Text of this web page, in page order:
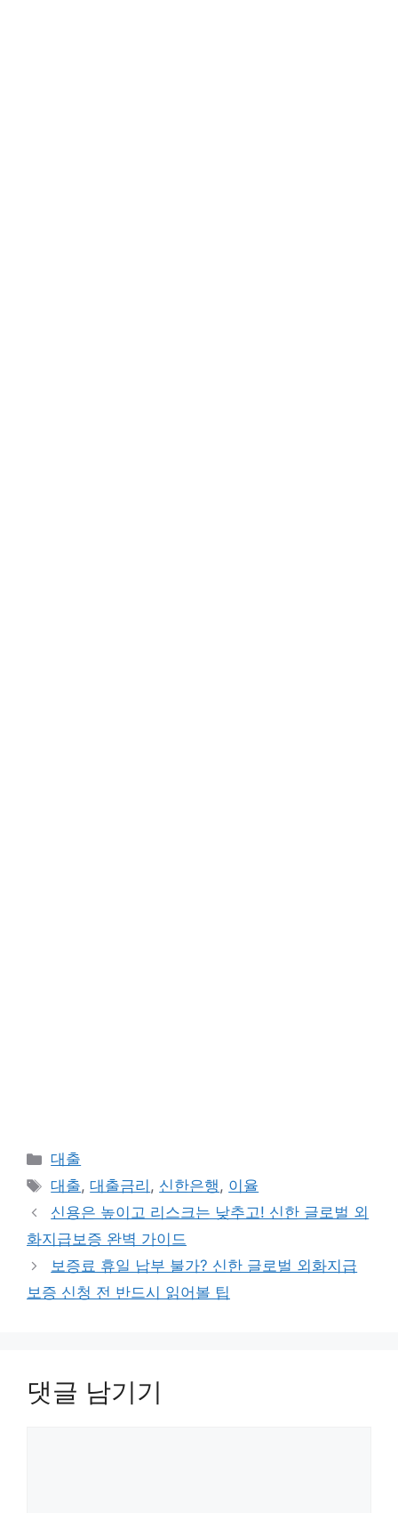
카
테
리
대출
태
그
대출,대출금리 , 신한은행, 이율
신용은 높이고 리스크는 낮추고! 신한 글로벌 외
화지급보증 완벽 가이드
보증료 휴일 납부 불가? 신한 글로벌 외화지급
보증 신청 전 반드시 읽어볼 팁
댓글 남기기